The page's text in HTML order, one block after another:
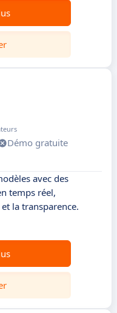
Démo gratuite
avec des
temps réel,
la transparence.